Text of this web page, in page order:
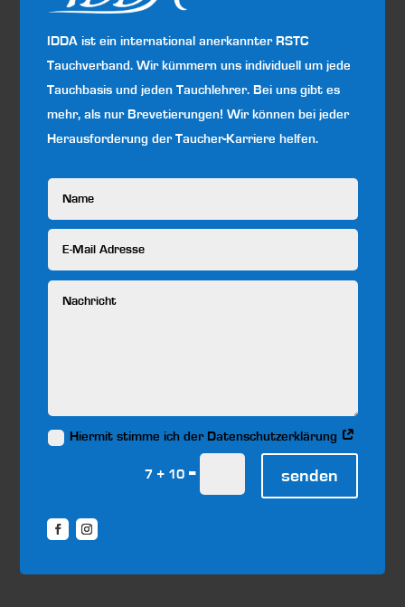
IDDA ist ein international anerkannter RSTC
Tauchverband. Wir kümmern uns individuell um jede
Tauchbasis und jeden Tauchlehrer. Bei uns gibt es
mehr, als nur Brevetierungen! Wir können bei jeder
Herausforderung der Taucher-Karriere helfen.
Hiermit stimme ich der Datenschutzerklärung
7 + 10= senden